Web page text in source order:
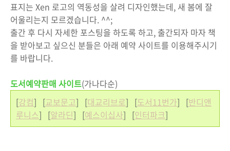
표지는 Xen 로고의 역동성을 살려 디자인했는데, 새 봄에 잘
어울리는지 모르겠습니다. ^^;
출간 후 다시 자세한 포스팅을 하도록 하고, 출간되자 마자 책
을 받아보고 싶으신 분들은 아래 예약 사이트를 이용해주시기
를 바랍니다.
도서예약판매 사이트(가나다순)
[강컴] [교보문고] [대교리브로] [도서11번가] [반디앤
루니스] [알라딘] [예스이십사] [인터파크]